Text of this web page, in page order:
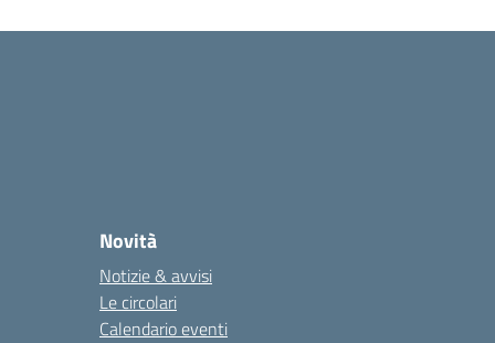
Novità
Notizie & avvisi
Le circolari
Calendario eventi